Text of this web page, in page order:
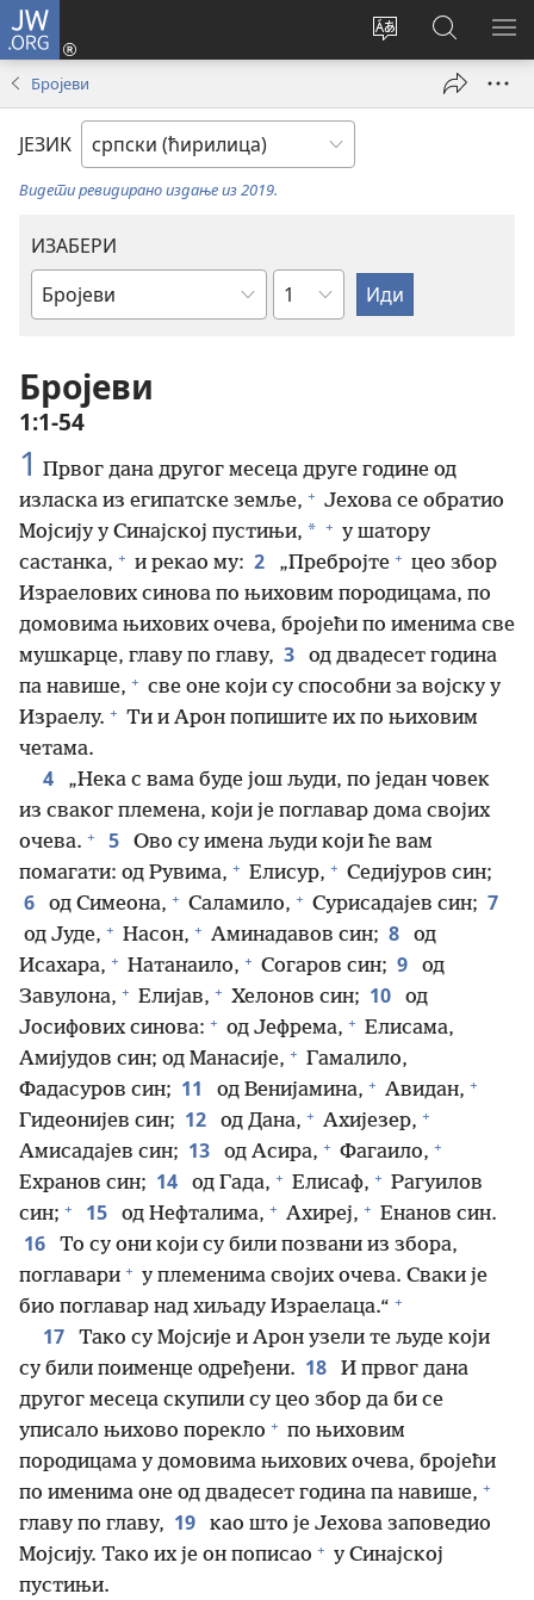
JW.ORG
Промени
Пријава
(отвара
Претрага
сајта
JW.ORG
Бројеви
ЈЕЗИК
Видети ревидирано издање из 2019.
ИЗАБЕРИ
Библијска
Поглавље
Бројеви
1:1-54
1 Првог дана другог месеца друге године од
изласка из египатске земље, + Јехова се обратио
Мојсију у Синајској пустињи, * + у шатору
састанка, + и рекао му: 2 „Пребројте + цео збор
Израелових синова по њиховим породицама, по
домовима њихових очева, бројећи по именима све
мушкарце, главу по главу, 3
од двадесет година
па навише, + све оне који су способни за војску у
Израелу. + Ти и Арон попишите их по њиховим
четама.
4
„Нека с вама буде још људи, по један човек
из сваког племена, који је поглавар дома својих
очева. + 5
Ово су имена људи који ће вам
помагати: од Рувима, + Елисур, + Седијуров син;
6 од Симеона, + Саламило, + Сурисадајев син; 7
од Јуде, + Насон, + Аминадавов син; 8
од
Исахара, + Натанаило, + Согаров син; 9
од
Завулона, + Елијав, + Хелонов син; 10
од
Јосифових синова: + од Јефрема, + Елисама,
Амијудов син; од Манасије, + Гамалило,
Фадасуров син; 11 од Венијамина, + Авидан, +
Гидеонијев син; 12 од Дана, + Ахијезер, +
Амисадајев син; 13 од Асира, + Фагаило, +
Ехранов син; 14 од Гада, + Елисаф, + Рагуилов
син; + 15 од Нефталима, + Ахиреј, + Енанов син.
16
То су они који су били позвани из збора,
поглавари + у племенима својих очева. Сваки је
био поглавар над хиљаду Израелаца.“ +
17
Тако су Мојсије и Арон узели те људе који
су били поименце одређени. 18
И првог дана
другог месеца скупили су цео збор да би се
уписало њихово порекло + по њиховим
породицама у домовима њихових очева, бројећи
по именима оне од двадесет година па навише, +
главу по главу, 19
као што је Јехова заповедио
Мојсију. Тако их је он пописао + у Синајској
пустињи.